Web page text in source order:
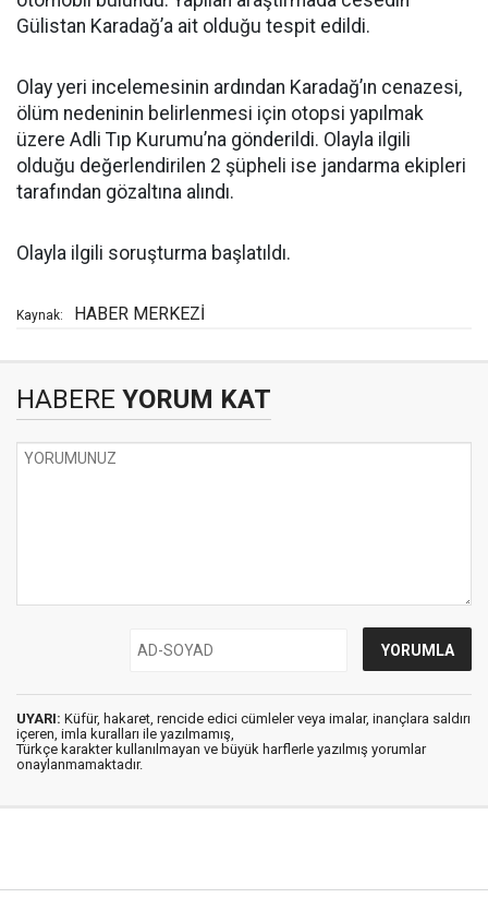
Gülistan Karadağ’a ait olduğu tespit edildi.
Olay yeri incelemesinin ardından Karadağ’ın cenazesi,
ölüm nedeninin belirlenmesi için otopsi yapılmak
üzere Adli Tıp Kurumu’na gönderildi. Olayla ilgili
olduğu değerlendirilen 2 şüpheli ise jandarma ekipleri
tarafından gözaltına alındı.
Olayla ilgili soruşturma başlatıldı.
Kaynak: HABER MERKEZİ
HABERE YORUM KAT
UYARI: Küfür, hakaret, rencide edici cümleler veya imalar, inançlara saldırı
içeren, imla kuralları ile yazılmamış,
Türkçe karakter kullanılmayan ve büyük harflerle yazılmış yorumlar
onaylanmamaktadır.